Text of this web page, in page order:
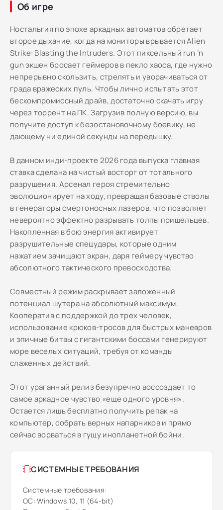
Об игре
Ностальгия по эпохе аркадных автоматов обретает
второе дыхание, когда на мониторы врывается Alien
Strike: Blasting the Intruders. Этот пиксельный run ’n
gun экшен бросает геймеров в пекло хаоса, где нужно
непрерывно скользить, стрелять и уворачиваться от
града вражеских пуль. Чтобы лично испытать этот
бескомпромиссный драйв, достаточно скачать игру
через торрент на ПК. Загрузив полную версию, вы
получите доступ к безостановочному боевику, не
дающему ни единой секунды на передышку.
В данном инди-проекте 2026 года выпуска главная
ставка сделана на чистый восторг от тотального
разрушения. Арсенал героя стремительно
эволюционирует на ходу, превращая базовые стволы
в генераторы смертоносных лазеров, что позволяет
невероятно эффектно разрывать толпы пришельцев.
Накопленная в бою энергия активирует
разрушительные спецудары, которые одним
нажатием зачищают экран, даря геймеру чувство
абсолютного тактического превосходства.
Совместный режим раскрывает заложенный
потенциал шутера на абсолютный максимум.
Кооператив с поддержкой до трех человек,
использование крюков-тросов для быстрых маневров
и эпичные битвы с гигантскими боссами генерируют
море веселых ситуаций, требуя от команды
слаженных действий.
Этот ураганный релиз безупречно воссоздает то
самое аркадное чувство «еще одного уровня».
Остается лишь бесплатно получить репак на
компьютер, собрать верных напарников и прямо
сейчас ворваться в гущу инопланетной бойни.
СИСТЕМНЫЕ ТРЕБОВАНИЯ
Системные требования:
ОС: Windows 10, 11 (64-bit)